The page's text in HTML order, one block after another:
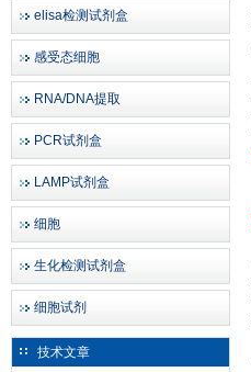
elisa检测试剂盒
感受态细胞
RNA/DNA提取
PCR试剂盒
LAMP试剂盒
细胞
生化检测试剂盒
细胞试剂
技术文章